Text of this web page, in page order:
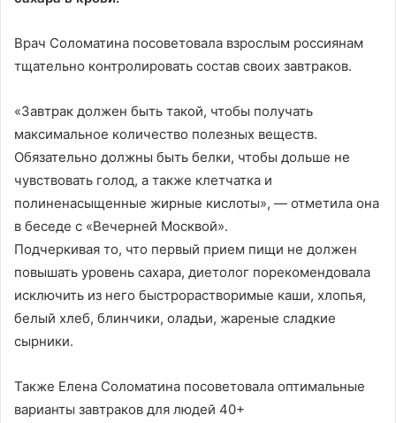
Врач Соломатина посоветовала взрослым россиянам
тщательно контролировать состав своих завтраков.
«Завтрак должен быть такой, чтобы получать
максимальное количество полезных веществ.
Обязательно должны быть белки, чтобы дольше не
чувствовать голод, а также клетчатка и
полиненасыщенные жирные кислоты», — отметила она
в беседе с «Вечерней Москвой».
Подчеркивая то, что первый прием пищи не должен
повышать уровень сахара, диетолог порекомендовала
исключить из него быстрорастворимые каши, хлопья,
белый хлеб, блинчики, оладьи, жареные сладкие
сырники.
Также Елена Соломатина посоветовала оптимальные
варианты завтраков для людей 40+